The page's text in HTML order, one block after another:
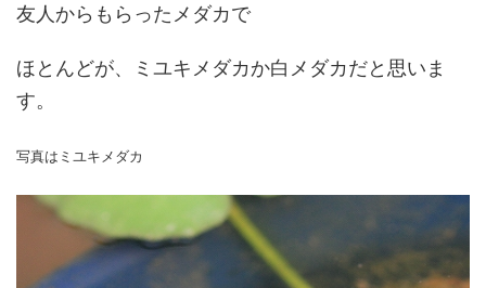
友人からもらったメダカで
ほとんどが、ミユキメダカか白メダカだと思いま
す。
写真はミユキメダカ